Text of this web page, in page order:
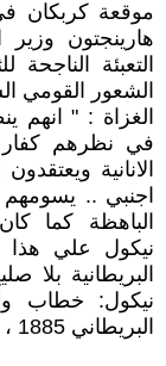
هارينجتون
التعبئة
الشعور القومي
الغزاة : " انهم
في نظرهم كفار
الانانية
اجنبي ..
الباهظة كما
نيكول علي هذا
البريطانية
نيكول: خطاب
البريطاني 1885 ، مصدر سابق ص 308) .